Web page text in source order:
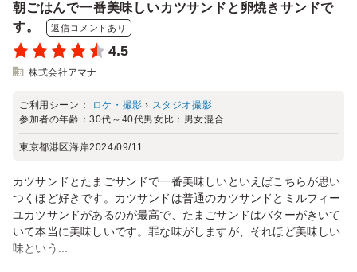
朝ごはんで一番美味しいカツサンドと卵焼きサンドで
す。
返信コメントあり
4.5
株式会社アマナ
ご利用シーン： ロケ・撮影 › スタジオ撮影
参加者の年齢：30代～40代男女比： 男女混合
東京都港区海岸2024/09/11
カツサンドとたまごサンドで一番美味しいといえばこちらが思い
つくほど好きです。カツサンドは普通のカツサンドとミルフィー
ユカツサンドがあるのが最高で、たまごサンドはバターがきいて
いて本当に美味しいです。罪な味がしますが、それほど美味しい
味という...